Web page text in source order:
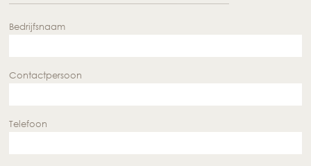
Bedrijfsnaam
Contactpersoon
Telefoon